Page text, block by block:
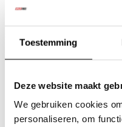
Toestemming
Deze website maakt
We gebruiken cookies
personaliseren, om
Incl. btw